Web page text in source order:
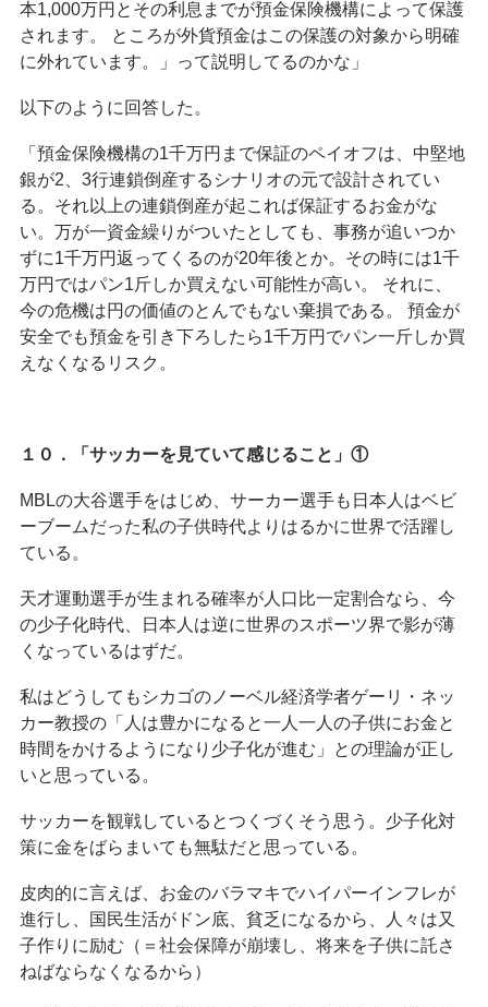
本1,000万円とその利息までが預金保険機構によって保護
されます。 ところが外貨預金はこの保護の対象から明確
に外れています。」って説明してるのかな」
以下のように回答した。
「預金保険機構の1千万円まで保証のペイオフは、中堅地
銀が2、3行連鎖倒産するシナリオの元で設計されてい
る。それ以上の連鎖倒産が起これば保証するお金がな
い。万が一資金繰りがついたとしても、事務が追いつか
ずに1千万円返ってくるのが20年後とか。その時には1千
万円ではパン1斤しか買えない可能性が高い。 それに、
今の危機は円の価値のとんでもない棄損である。 預金が
安全でも預金を引き下ろしたら1千万円でパン一斤しか買
えなくなるリスク。
１０．「サッカーを見ていて感じること」①
MBLの大谷選手をはじめ、サーカー選手も日本人はベビ
ーブームだった私の子供時代よりはるかに世界で活躍し
ている。
天才運動選手が生まれる確率が人口比一定割合なら、今
の少子化時代、日本人は逆に世界のスポーツ界で影が薄
くなっているはずだ。
私はどうしてもシカゴのノーベル経済学者ゲーリ・ネッ
カー教授の「人は豊かになると一人一人の子供にお金と
時間をかけるようになり少子化が進む」との理論が正し
いと思っている。
サッカーを観戦しているとつくづくそう思う。少子化対
策に金をばらまいても無駄だと思っている。
皮肉的に言えば、お金のバラマキでハイパーインフレが
進行し、国民生活がドン底、貧乏になるから、人々は又
子作りに励む（＝社会保障が崩壊し、将来を子供に託さ
ねばならなくなるから）